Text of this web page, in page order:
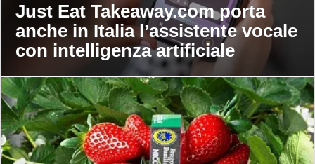
Just Eat Takeaway.com porta
anche in Italia l’assistente vocale
con intelligenza artificiale